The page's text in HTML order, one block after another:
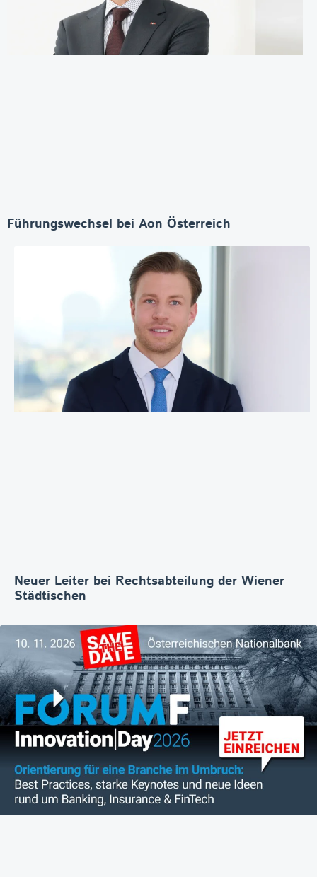
Führungswechsel bei Aon Österreich
Neuer Leiter bei Rechtsabteilung der Wiener
Städtischen